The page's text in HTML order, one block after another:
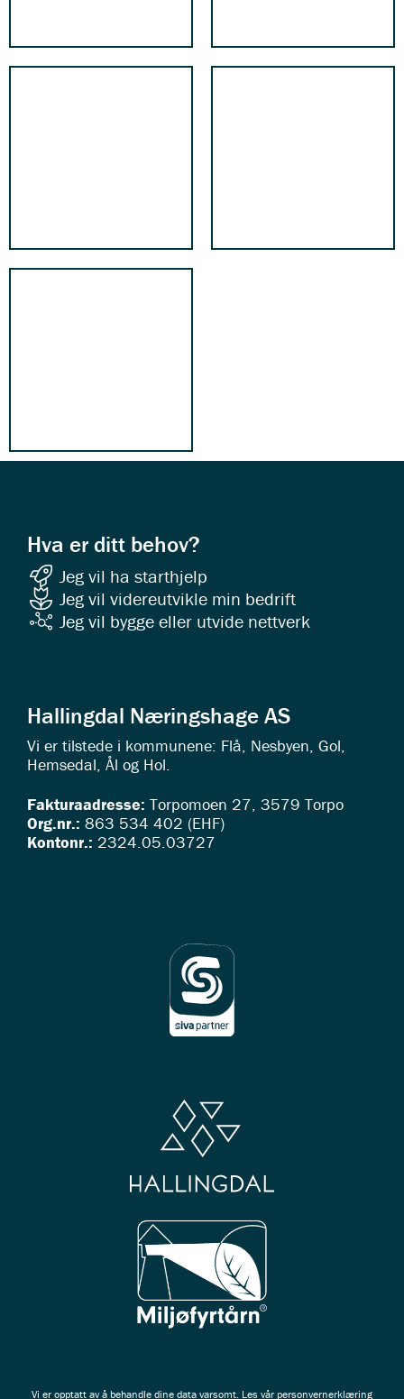
Hva er ditt behov?
Jeg vil ha starthjelp
Jeg vil videreutvikle min bedrift
Jeg vil bygge eller utvide nettverk
Hallingdal Næringshage AS
Vi er tilstede i kommunene: Flå, Nesbyen, Gol,
Hemsedal, Ål og Hol.
Fakturaadresse: Torpomoen 27, 3579 Torpo
Org.nr.: 863 534 402 (EHF)
Kontonr.: 2324.05.03727
Vi er opptatt av å behandle dine data varsomt. Les vår personvernerklæring